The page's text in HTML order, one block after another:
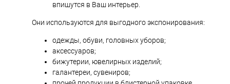
впишутся в Ваш интерьер.
Они используются для выгодного экспонирования:
одежды, обуви, головных уборов;
аксессуаров;
бижутерии, ювелирных изделий;
галантереи, сувениров;